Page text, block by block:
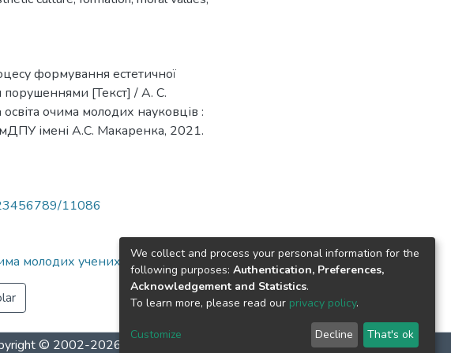
формування естетичної
порушеннями [Текст] / А. С.
очима молодих науковців :
імені А.С. Макаренка, 2021.
11086
молодих учених
© 2002-2026
We collect and process your personal information for the
following purposes: Authentication, Preferences,
Acknowledgement and Statistics.
To learn more, please read our privacy policy.
Customize Decline That's ok